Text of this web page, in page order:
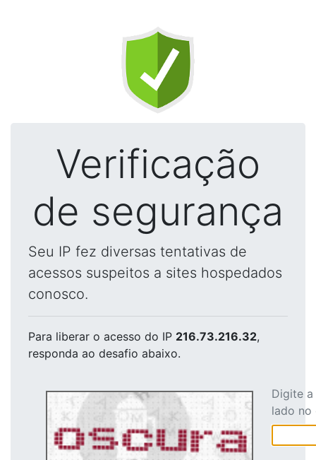
Verificação
de segurança
Seu IP fez diversas tentativas de
acessos suspeitos a sites hospedados
conosco.
Para liberar o acesso do IP 216.73.216.32,
responda ao desafio abaixo.
Digite
lado no